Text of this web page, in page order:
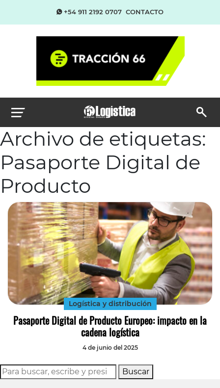
+54 911 2192 0707 CONTACTO
Archivo de etiquetas:
Pasaporte Digital de
Producto
Logística y distribución
Pasaporte Digital de Producto Europeo: impacto en la
cadena logística
4 de junio del 2025
Buscar